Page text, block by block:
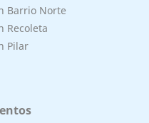
Barrio Norte
Recoleta
Pilar